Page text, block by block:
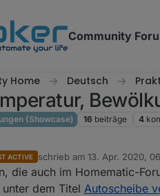
Community
Home Deutsch
(Showcase) 16 beiträge 4
ACTIVE schrieb am 13. Apr. 2020,
zuletzt editiert von klassisch
die auch im Homematic-
dem Titel Autoscheibe